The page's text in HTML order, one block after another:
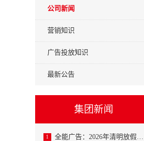
公司新闻
营销知识
广告投放知识
最新公告
集团新闻
1 全能广告：2026年清明放假通知